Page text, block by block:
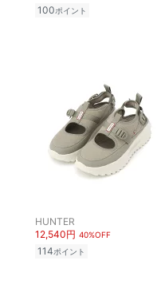
100ポイント
HUNTER
12,540円 40%OFF
114ポイント